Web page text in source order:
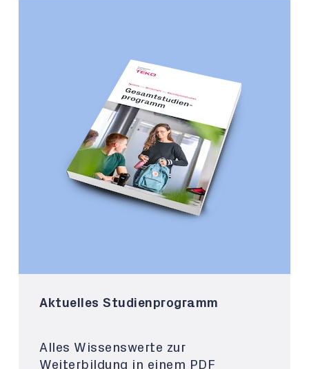
Aktuelles Studienprogramm
Alles Wissenswerte zur
Weiterbildung in einem PDF